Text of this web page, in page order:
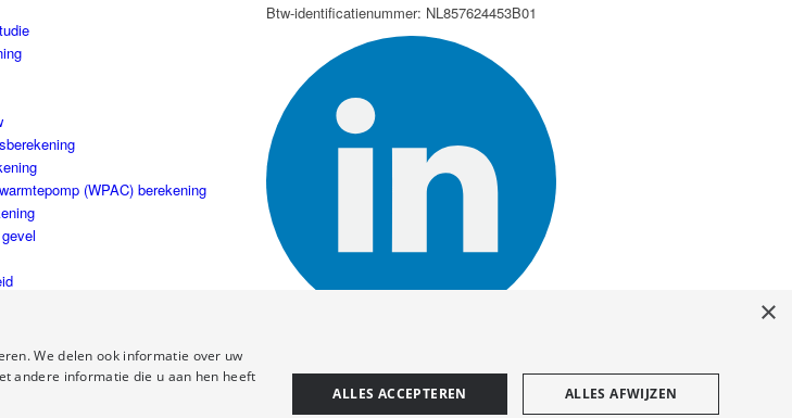
(WPAC) berekening
Btw-identificatienummer: NL857624453B01
×
We delen ook informatie over uw
andere informatie die u aan hen heeft
ALLES ACCEPTEREN ALLES AFWIJZEN